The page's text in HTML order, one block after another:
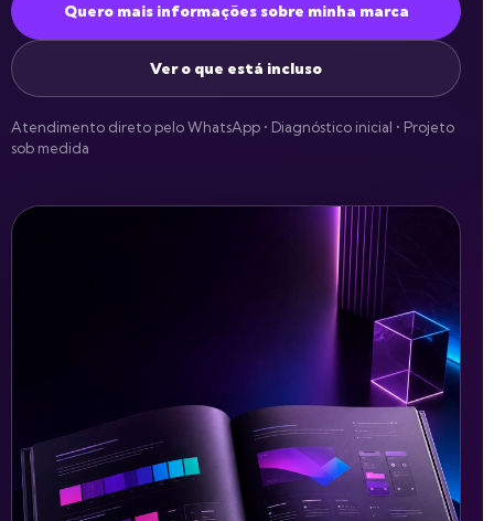
Quero mais informações sobre minha marca
Ver o que está incluso
Atendimento direto pelo WhatsApp • Diagnóstico inicial • Projeto
sob medida